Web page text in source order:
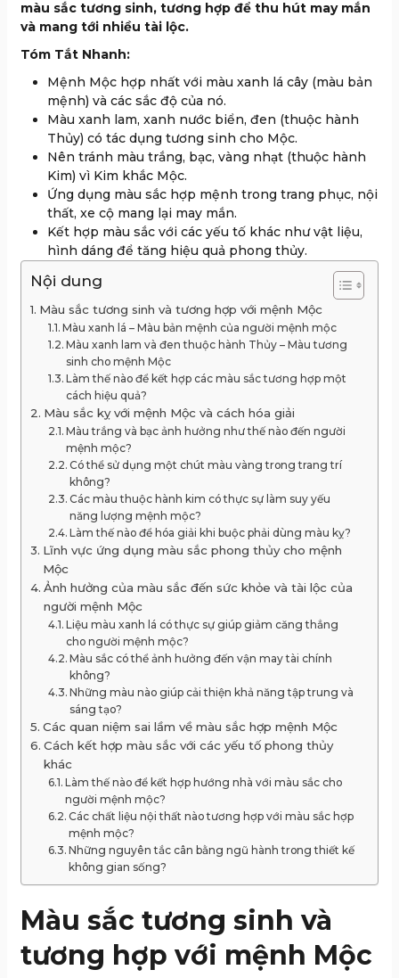
màu sắc tương sinh, tương hợp để thu hút may mắn
và mang tới nhiều tài lộc.
Tóm Tắt Nhanh:
Mệnh Mộc hợp nhất với màu xanh lá cây (màu bản
mệnh) và các sắc độ của nó.
Màu xanh lam, xanh nước biển, đen (thuộc hành
Thủy) có tác dụng tương sinh cho Mộc.
Nên tránh màu trắng, bạc, vàng nhạt (thuộc hành
Kim) vì Kim khắc Mộc.
Ứng dụng màu sắc hợp mệnh trong trang phục, nội
thất, xe cộ mang lại may mắn.
Kết hợp màu sắc với các yếu tố khác như vật liệu,
hình dáng để tăng hiệu quả phong thủy.
Nội dung
Màu sắc tương sinh và tương hợp với mệnh Mộc
Màu xanh lá – Màu bản mệnh của người mệnh mộc
Màu xanh lam và đen thuộc hành Thủy – Màu tương
sinh cho mệnh Mộc
Làm thế nào để kết hợp các màu sắc tương hợp một
cách hiệu quả?
Màu sắc kỵ với mệnh Mộc và cách hóa giải
Màu trắng và bạc ảnh hưởng như thế nào đến người
mệnh mộc?
Có thể sử dụng một chút màu vàng trong trang trí
không?
Các màu thuộc hành kim có thực sự làm suy yếu
năng lượng mệnh mộc?
Làm thế nào để hóa giải khi buộc phải dùng màu kỵ?
Lĩnh vực ứng dụng màu sắc phong thủy cho mệnh
Mộc
Ảnh hưởng của màu sắc đến sức khỏe và tài lộc của
người mệnh Mộc
Liệu màu xanh lá có thực sự giúp giảm căng thẳng
cho người mệnh mộc?
Màu sắc có thể ảnh hưởng đến vận may tài chính
không?
Những màu nào giúp cải thiện khả năng tập trung và
sáng tạo?
Các quan niệm sai lầm về màu sắc hợp mệnh Mộc
Cách kết hợp màu sắc với các yếu tố phong thủy
khác
Làm thế nào để kết hợp hướng nhà với màu sắc cho
người mệnh mộc?
Các chất liệu nội thất nào tương hợp với màu sắc hợp
mệnh mộc?
Những nguyên tắc cân bằng ngũ hành trong thiết kế
không gian sống?
Màu sắc tương sinh và
tương hợp với mệnh Mộc